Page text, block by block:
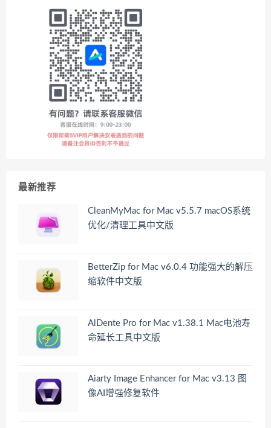
最新推荐
CleanMyMac for Mac v5.5.7 macOS系统
优化/清理工具中文版
BetterZip for Mac v6.0.4 功能强大的解压
缩软件中文版
AlDente Pro for Mac v1.38.1 Mac电池寿
命延长工具中文版
Aiarty Image Enhancer for Mac v3.13 图
像AI增强修复软件